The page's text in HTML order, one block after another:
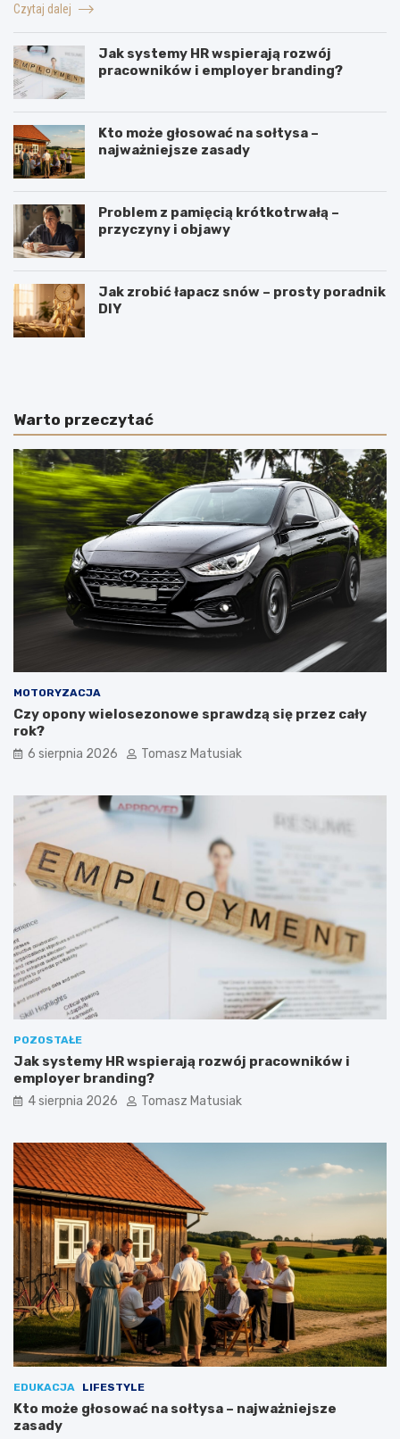
Czytaj dalej
Jak systemy HR wspierają rozwój
pracowników i employer branding?
Kto może głosować na sołtysa –
najważniejsze zasady
Problem z pamięcią krótkotrwałą –
przyczyny i objawy
Jak zrobić łapacz snów – prosty poradnik
DIY
J
p
o
l
s
k
i
t
a
e
t
y
w
r
o
e
?
W
y
m
e
n
n
i
e
–
t
o
k
i
?
Warto przeczytać
MOTORYZACJA
Czy opony wielosezonowe sprawdzą się przez cały
rok?
6 sierpnia 2026 Tomasz Matusiak
POZOSTAŁE
Jak systemy HR wspierają rozwój pracowników i
employer branding?
4 sierpnia 2026 Tomasz Matusiak
EDUKACJA LIFESTYLE
Kto może głosować na sołtysa – najważniejsze
zasady